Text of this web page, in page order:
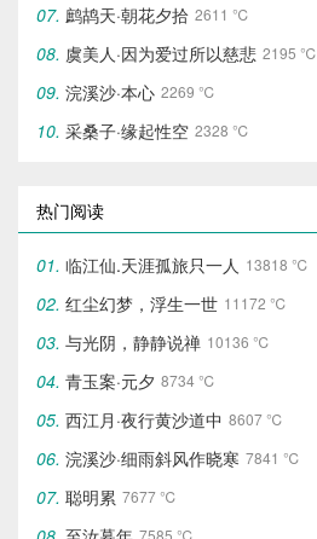
鹧鸪天·朝花夕拾 2611 ℃
虞美人·因为爱过所以慈悲 2195 ℃
浣溪沙·本心 2269 ℃
采桑子·缘起性空 2328 ℃
热门阅读
临江仙.天涯孤旅只一人 13818 ℃
红尘幻梦，浮生一世 11172 ℃
与光阴，静静说禅 10136 ℃
青玉案·元夕 8734 ℃
西江月·夜行黄沙道中 8607 ℃
浣溪沙·细雨斜风作晓寒 7841 ℃
聪明累 7677 ℃
7585 ℃